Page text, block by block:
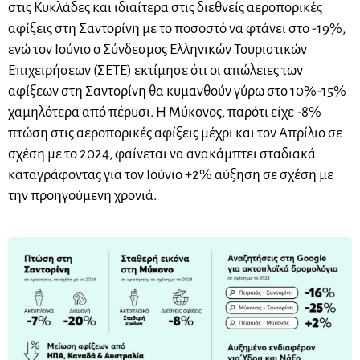
στις Κυκλάδες και ιδιαίτερα στις διεθνείς αεροπορικές
αφίξεις στη Σαντορίνη με το ποσοστό να φτάνει στο -19%,
ενώ τον Ιούνιο ο Σύνδεσμος Ελληνικών Τουριστικών
Επιχειρήσεων (ΣΕΤΕ) εκτίμησε ότι οι απώλειες των
αφίξεων στη Σαντορίνη θα κυμανθούν γύρω στο 10%-15%
χαμηλότερα από πέρυσι. Η Μύκονος, παρότι είχε -8%
πτώση στις αεροπορικές αφίξεις μέχρι και τον Απρίλιο σε
σχέση με το 2024, φαίνεται να ανακάμπτει σταδιακά
καταγράφοντας για τον Ιούνιο +2% αύξηση σε σχέση με
την προηγούμενη χρονιά.